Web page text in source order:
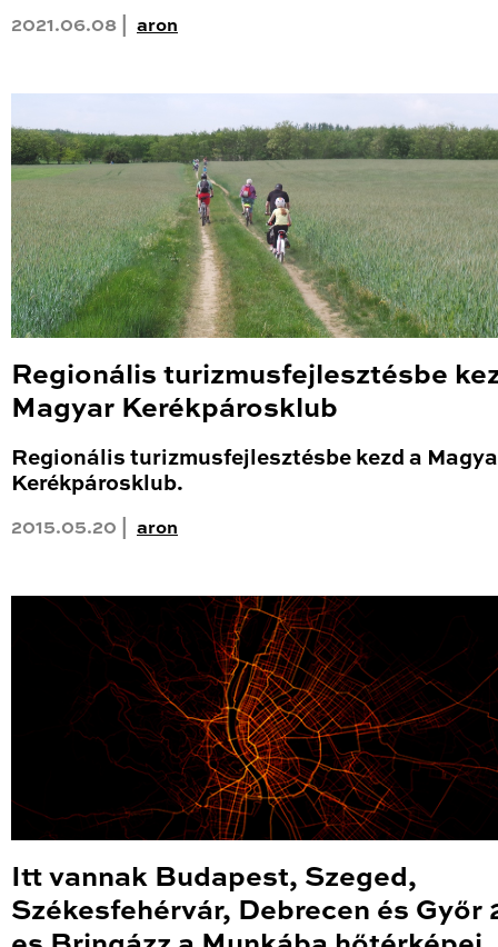
2021.06.08 | aron
Regionális turizmusfejlesztésbe
Magyar Kerékpárosklub
Regionális turizmusfejlesztésbe kezd a
Kerékpárosklub.
2015.05.20 | aron
Itt vannak Budapest, Szeged,
Székesfehérvár, Debrecen és Győr